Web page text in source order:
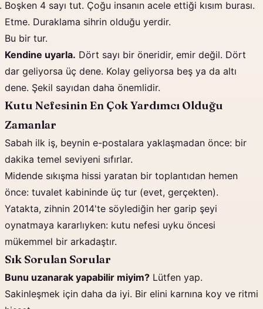
Boşken 4 sayı tut. Çoğu insanın acele ettiği kısım burası.
Etme. Duraklama sihrin olduğu yerdir.
Bu bir tur.
Kendine uyarla. Dört sayı bir öneridir, emir değil. Dört
dar geliyorsa üç dene. Kolay geliyorsa beş ya da altı
dene. Şekil sayıdan daha önemlidir.
Kutu Nefesinin En Çok Yardımcı Olduğu
Zamanlar
Sabah ilk iş, beynin e-postalara yaklaşmadan önce: bir
dakika temel seviyeni sıfırlar.
Midende sıkışma hissi yaratan bir toplantıdan hemen
önce: tuvalet kabininde üç tur (evet, gerçekten).
Yatakta, zihnin 2014'te söylediğin her garip şeyi
oynatmaya kararlıyken: kutu nefesi uyku öncesi
mükemmel bir arkadaştır.
Sık Sorulan Sorular
Bunu uzanarak yapabilir miyim? Lütfen yap.
Sakinleşmek için daha da iyi. Bir elini karnına koy ve ritmi